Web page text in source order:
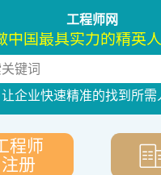
工程师网
中国最具实力的精英
键词
让企业快速精准的找到所需
下拉刷新
程师
注册